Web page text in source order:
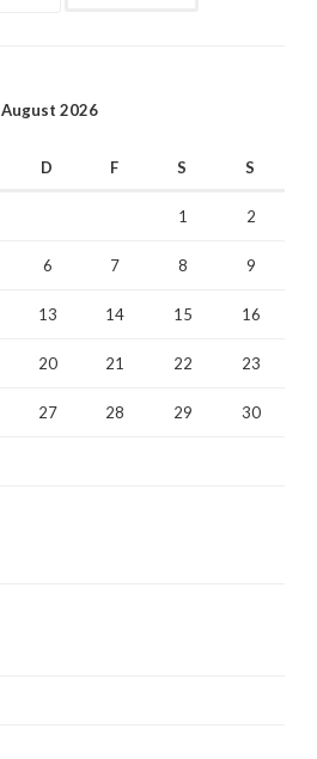
August 2026
D F S S
1 2
6 7 8 9
13 14 15 16
20 21 22 23
27 28 29 30